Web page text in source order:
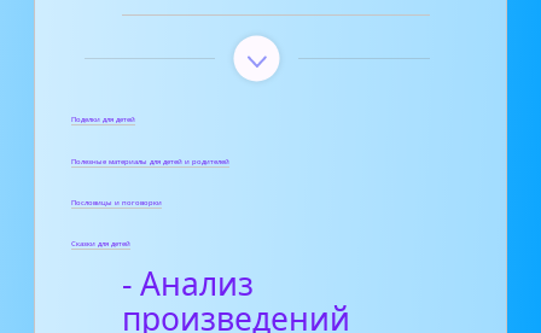
Поделки для детей
Полезные материалы для детей и родителей
Пословицы и поговорки
Сказки для детей
- Анализ
произведений